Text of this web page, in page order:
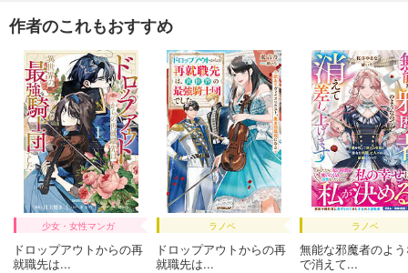
作者のこれもおすすめ
少女・女性マンガ
ドロップアウトからの再
就職先は...
ラノベ
ドロップアウトからの再
就職先は...
ラノベ
無能な邪魔者のよ
で消えて...